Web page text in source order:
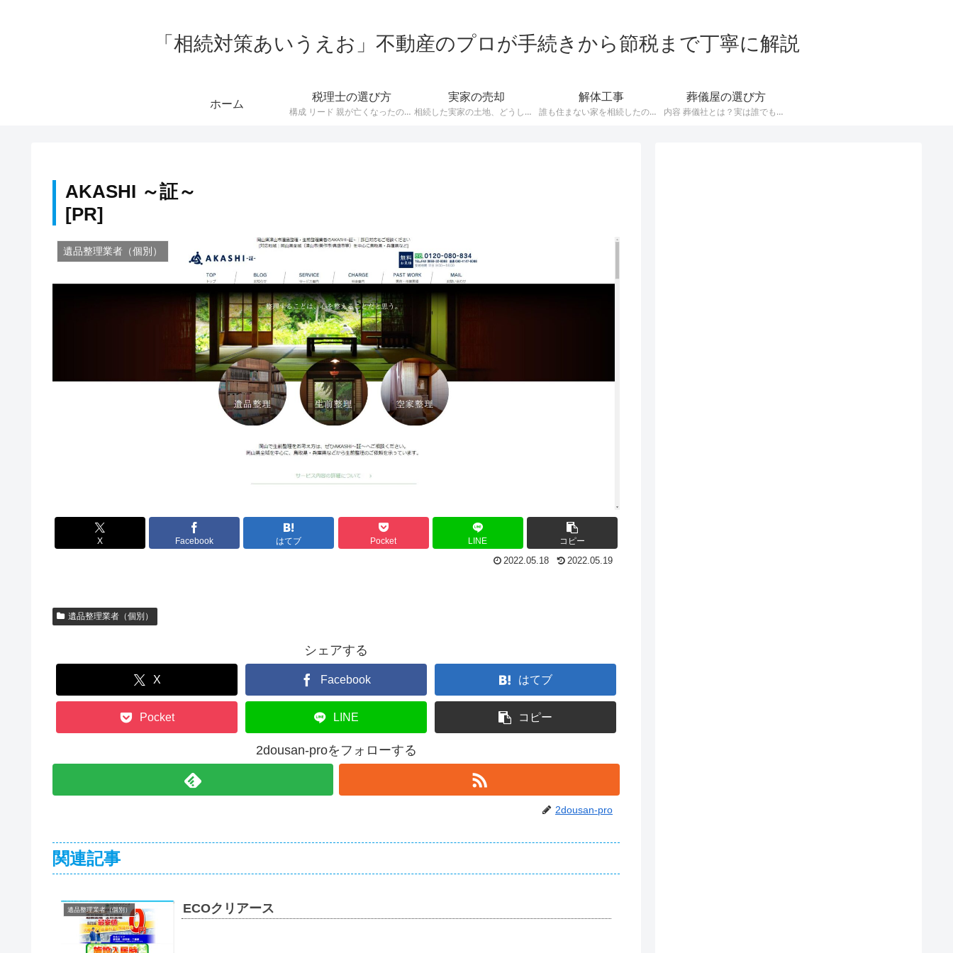
「相続対策あいうえお」不動産のプロが手続きから節税まで丁寧に解説
ホーム
税理士の選び方
構成 リード 親が亡くなったので相続について聞きたいんだけど、どうやって税理士を探せばいいの？ 普段から税理士と付き合いのある人は稀ですから、いざ相続となって問い合わせしたくても、誰に聞けばよいか分からないという人も多いですね。 今回は相続税の申告や税務相談をお願いする、税理士の選び方について解説しています。 税理士に相談するメリット 相続税の申告って自分でできないの？税理士に頼むと費用がかかるし…
実家の売却
相続した実家の土地、どうしよう…… 親が亡くなった悲しみが癒える間もなく、そんな難問が降りかかってきます。 私は不動産の専門家として、様々な相続の問題に立ち会ってきました。 その経験を元に、相続した不動産をトラブルなく売るにはどうしたら良いか？というポイントを解説していきたいと思います。 [st-mybox title=”相続した不動産はいくらで売れるの？” fontawesome=”fa-inf…
解体工事
誰も住まない家を相続したので取り壊したい！でも解体工事ってどこに依頼すればいいの？ とお悩みのあなたに、信頼できる解体業者の選び方について解説していきましょう。 悪徳な解体業者による契約トラブルが多いので、優良業者を選ぶには手間がかかります。 もし面倒なことをしている時間がないということなら、無料の一括見積りサービスを利用することをオススメします。 無料の解体工事一括見積りサービスをみる 解体しな…
葬儀屋の選び方
内容 葬儀社とは？実は誰でもできるんです 葬儀社とは亡くなった方のために、 葬儀の準備 会場の確保 葬儀当日の進行 などを行うサービス業です。 そんな人生の大切な場面をサポートする葬儀社ですが、実は特別な許認可が必要ないことはご存知ですか？ もし葬祭業をしたければ、誰でもできる仕事なのですね。 古くからある葬儀社でも、家族経営の小さい企業が多いです。 [caption id=”attachment…
AKASHI ～証～
遺品整理業者（個別）
X Facebook はてブ Pocket LINE コピー
2022.05.18 2022.05.19
遺品整理業者（個別）
シェアする
X Facebook はてブ
Pocket LINE コピー
2dousan-proをフォローする
2dousan-pro
関連記事
遺品整理業者（個別） ECOクリアース